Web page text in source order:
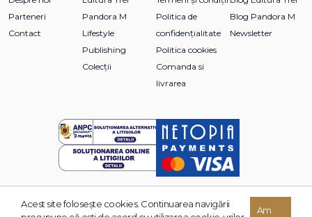
Parteneri
Contact
Pandora M
Lifestyle
Publishing
Colecții
Politica de
confidențialitate
Politica cookies
Comanda si
livrarea
Blog Pandora M
Newsletter
© 2026 Grupul Editorial TREI. Toate drepturile rezervate.
Acest site foloseşte cookies. Continuarea navigării
Am